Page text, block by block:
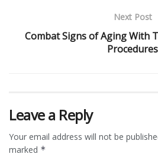
Next Post
Combat Signs of Aging With
Procedures
Leave a Reply
Your email address will not be
marked *